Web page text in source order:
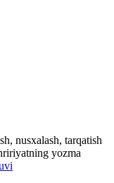
nusxalash, tarqatish
yozma